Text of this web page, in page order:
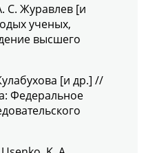
С. Журавлев [и
ученых,
высшего
[и др.] //
Федеральное